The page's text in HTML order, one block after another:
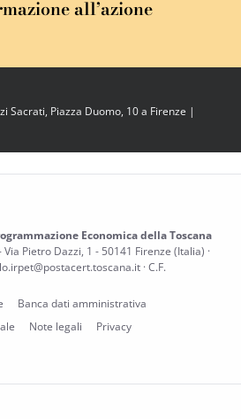
all’azione
Sacrati, Piazza Duomo, 10 a Firenze |
Economica della Toscana
Pietro Dazzi, 1 - 50141 Firenze (Italia) ·
· C.F.
Banca dati amministrativa
Note legali Privacy